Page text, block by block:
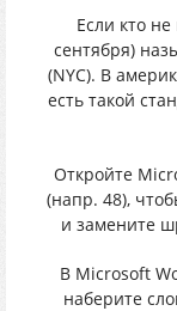
Если кто
сентября)
(NYC). В
есть такой
Откройте
(напр. 48),
и замените
В Microsoft
наберите